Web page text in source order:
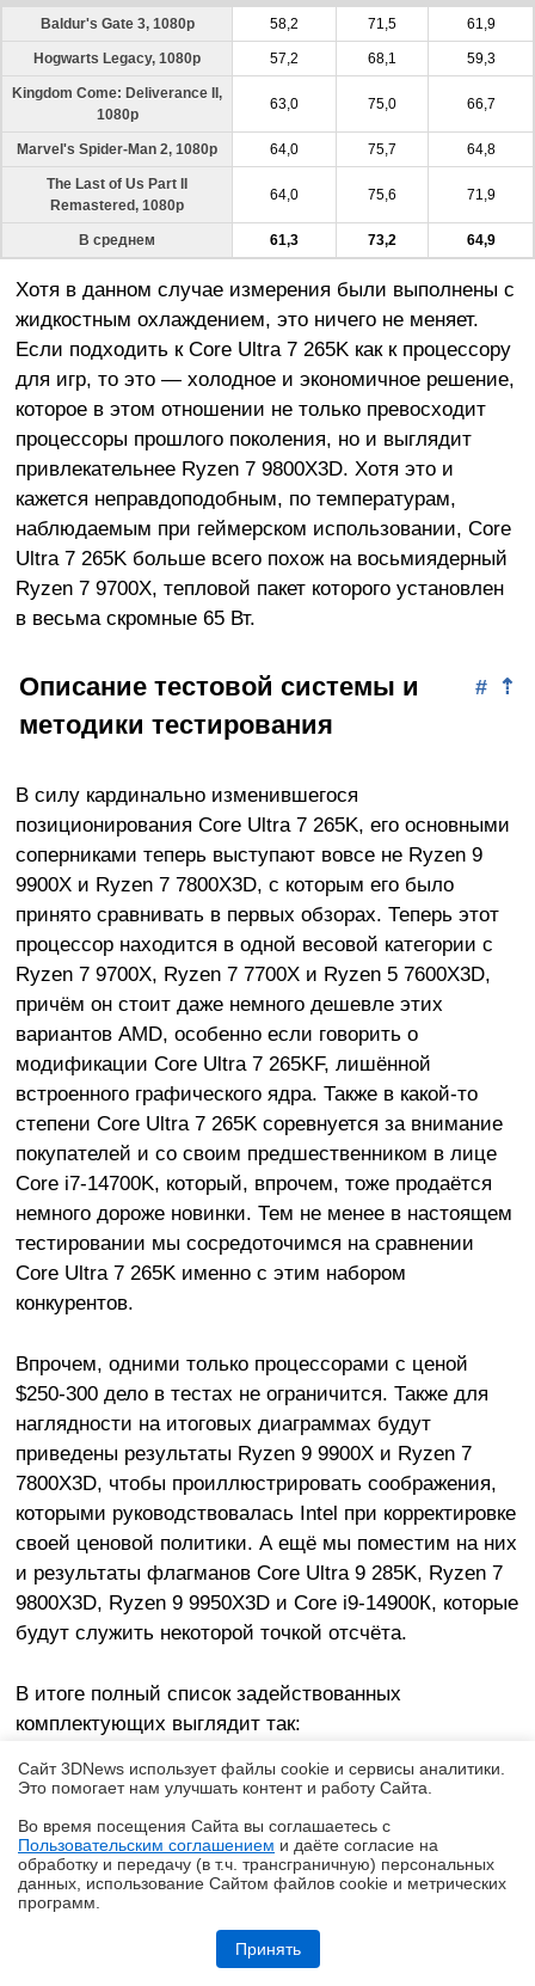
Ryzen и DDR5-6000 на чипах Samsung — G.Skill даёт добро
Baldur's Gate 3, 1080p 58,2 71,5 61,9
Hogwarts Legacy, 1080p 57,2 68,1 59,3
Kingdom Come: Deliverance II,
1080p
63,0 75,0 66,7
Marvel's Spider-Man 2, 1080p 64,0 75,7 64,8
The Last of Us Part II
Remastered, 1080p
64,0 75,6 71,9
В среднем 61,3 73,2 64,9
Хотя в данном случае измерения были выполнены с
жидкостным охлаждением, это ничего не меняет.
Если подходить к Core Ultra 7 265K как к процессору
для игр, то это — холодное и экономичное решение,
которое в этом отношении не только превосходит
процессоры прошлого поколения, но и выглядит
привлекательнее Ryzen 7 9800X3D. Хотя это и
кажется неправдоподобным, по температурам,
наблюдаемым при геймерском использовании, Core
Ultra 7 265K больше всего похож на восьмиядерный
Ryzen 7 9700X, тепловой пакет которого установлен
в весьма скромные 65 Вт.
⇡
#
Описание тестовой системы и
методики тестирования
В силу кардинально изменившегося
позиционирования Core Ultra 7 265K, его основными
соперниками теперь выступают вовсе не Ryzen 9
9900X и Ryzen 7 7800X3D, с которым его было
принято сравнивать в первых обзорах. Теперь этот
процессор находится в одной весовой категории с
Ryzen 7 9700X, Ryzen 7 7700X и Ryzen 5 7600X3D,
причём он стоит даже немного дешевле этих
вариантов AMD, особенно если говорить о
модификации Core Ultra 7 265KF, лишённой
встроенного графического ядра. Также в какой-то
степени Core Ultra 7 265K соревнуется за внимание
покупателей и со своим предшественником в лице
Core i7-14700K, который, впрочем, тоже продаётся
немного дороже новинки. Тем не менее в настоящем
тестировании мы сосредоточимся на сравнении
Core Ultra 7 265K именно с этим набором
конкурентов.
Впрочем, одними только процессорами с ценой
$250-300 дело в тестах не ограничится. Также для
наглядности на итоговых диаграммах будут
приведены результаты Ryzen 9 9900X и Ryzen 7
7800X3D, чтобы проиллюстрировать соображения,
которыми руководствовалась Intel при корректировке
своей ценовой политики. А ещё мы поместим на них
и результаты флагманов Core Ultra 9 285K, Ryzen 7
9800X3D, Ryzen 9 9950X3D и Core i9-14900К, которые
будут служить некоторой точкой отсчёта.
В итоге полный список задействованных
комплектующих выглядит так:
Процессоры:
AMD Ryzen 9 9950X3D (Granite Ridge, 16 ядер,
4,3-5,7 ГГц, 128 Мбайт L3);
AMD Ryzen 9 9900X (Granite Ridge, 12 ядер, 4,4-
5,6 ГГц, 64 Мбайт L3);
5,2 ГГц, 96 Мбайт L3);
Сайт 3DNews использует файлы cookie и сервисы аналитики.
Это помогает нам улучшать контент и работу Cайта.
Во время посещения Cайта вы соглашаетесь с
Пользовательским соглашением и даёте согласие на
обработку и передачу (в т.ч. трансграничную) персональных
данных, использование Cайтом файлов cookie и метрических
программ.
Принять